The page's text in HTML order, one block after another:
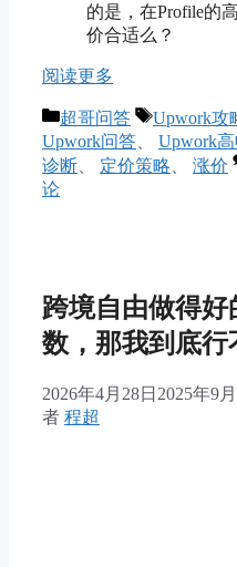
的是，在Profile的
价合适么？
阅读更多
分
类
超哥问答
标
签
Upwork攻
Upwork问答
Upwork
诊断
定价策略 涨价
论
跨境自由做得好
数，那我到底行
2026年4月28日 2025年9
者 程超